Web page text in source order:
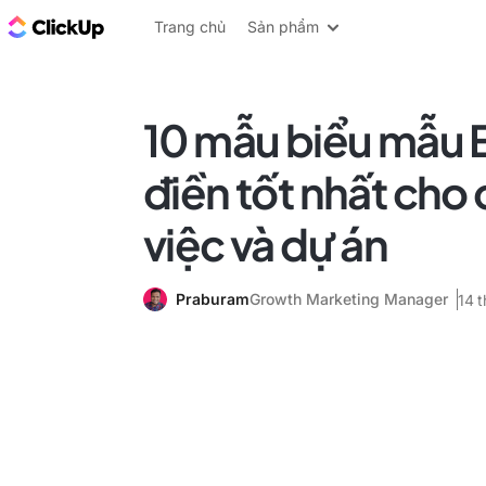
ClickUp Blog
Trang chủ Sản phẩm
10 mẫu biểu mẫu
điền tốt nhất cho
việc và dự án
PraburamGrowth Marketing Manager 14